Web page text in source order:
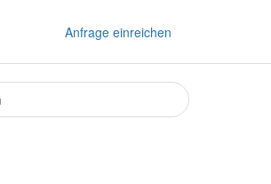
Anfrage einreichen